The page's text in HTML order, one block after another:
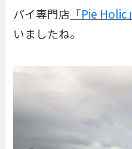
パイ専門店 「Pie Holic」
いましたね。